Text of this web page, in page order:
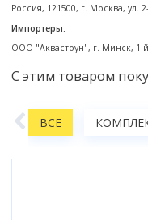
Смотреть все
Способ
С распашной
Со складной
С открывающейся
Высота кабины
Россия, 121500, г. Москва, ул.
Импортеры:
ООО "Аквастоун", г. Минск, 1-
С этим товаром
ВСЕ